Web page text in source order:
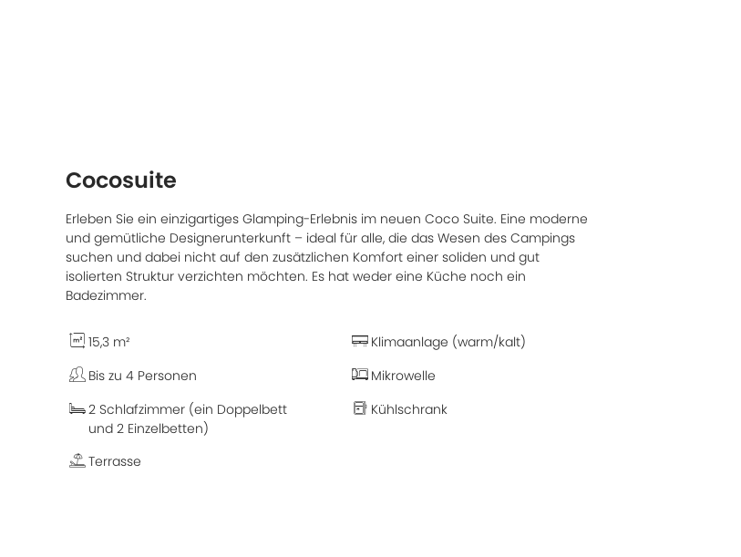
Cocosuite
Erleben Sie ein einzigartiges Glamping-Erlebnis im neuen Coco Suite. Eine moderne
und gemütliche Designerunterkunft – ideal für alle, die das Wesen des Campings
suchen und dabei nicht auf den zusätzlichen Komfort einer soliden und gut
isolierten Struktur verzichten möchten. Es hat weder eine Küche noch ein
Badezimmer.
15,3 m²
Bis zu 4 Personen
2 Schlafzimmer (ein Doppelbett
und 2 Einzelbetten)
Terrasse
Klimaanlage (warm/kalt)
Mikrowelle
Kühlschrank